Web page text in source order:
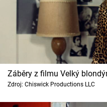
Filmy
Seriály
Hry
Cool Esport
Záběry z filmu Velký
Zdroj: Chiswick Productions LLC